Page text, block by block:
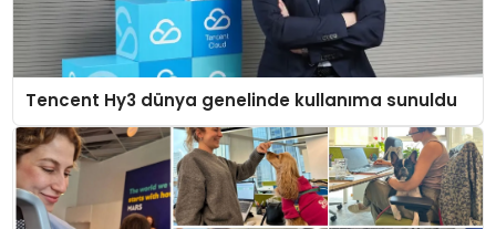
Tencent Hy3 dünya genelinde kullanıma sunuldu